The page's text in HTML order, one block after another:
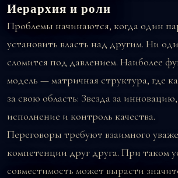
Иерархия и роли
Проблемы начинаются, когда один
установить власть над другим. Ни
сломится под давлением. Наиболее
модель — матричная структура, где
за свою область: Звезда за
исполнение и контроль качества.
Переговоры требуют взаимного
компетенции друг друга. При таком
совместимость может вырасти